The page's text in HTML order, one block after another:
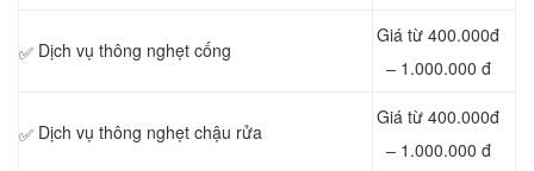
✅ Dịch vụ thông nghẹt cống
Giá từ 400.000đ
– 1.000.000 đ
✅ Dịch vụ thông nghẹt chậu rửa
Giá từ 400.000đ
– 1.000.000 đ